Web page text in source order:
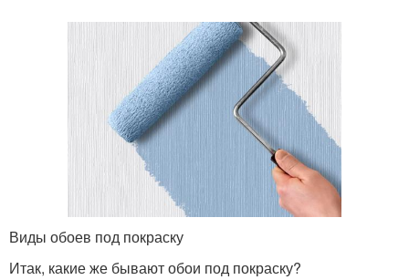
Виды обоев под покраску
Итак, какие же бывают обои под покраску?